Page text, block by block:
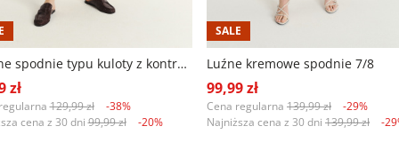
Czarne spodnie typu kuloty z kontrastowym plecionym paskiem
zł
129,99 zł
-38%
cena z 30 dni99,99 zł -20%
SALE
Luźne kremowe spodnie 7/8
99,99 zł
Cena regularna 139,99 zł
-29%
Najniższa cena z 30 dni 139,99 zł -